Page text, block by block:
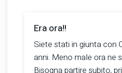
Era ora!!
Siete stati in giunta con
anni. Meno male ora ne
Bisogna partire subito,